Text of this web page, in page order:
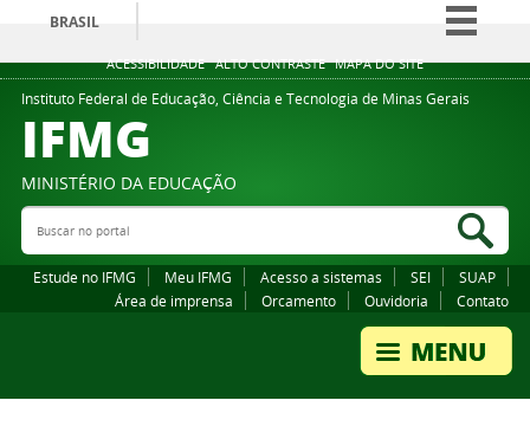
ACESSIBILIDADE ALTO CONTRASTE MAPA DO SITE
BRASIL
Simplifique!
Comunica BR
Legislação
Instituto Federal de Educação, Ciência e Tecnologia de Minas Gerais
IFMG
MINISTÉRIO DA EDUCAÇÃO
Buscar no portal
Estude no IFMG Meu IFMG Acesso a sistemas SEI
SUAP
Área de imprensa
Orcamento Ouvidoria Contato